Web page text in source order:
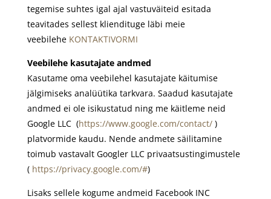
tegemise suhtes igal ajal vastuväiteid esitada
teavitades sellest kliendituge läbi meie
veebilehe KONTAKTIVORMI
Veebilehe kasutajate andmed
Kasutame oma veebilehel kasutajate käitumise
jälgimiseks analüütika tarkvara. Saadud kasutajate
andmed ei ole isikustatud ning me käitleme neid
Google LLC (https://www.google.com/contact/)
platvormide kaudu. Nende andmete säilitamine
toimub vastavalt Googler LLC privaatsustingimustele
( https://privacy.google.com/#)
Lisaks sellele kogume andmeid Facebook INC